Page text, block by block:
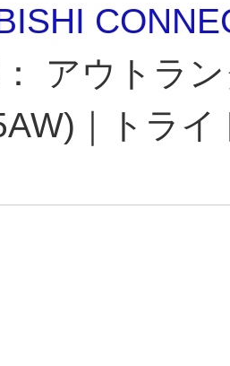
アウトラ
｜トラ